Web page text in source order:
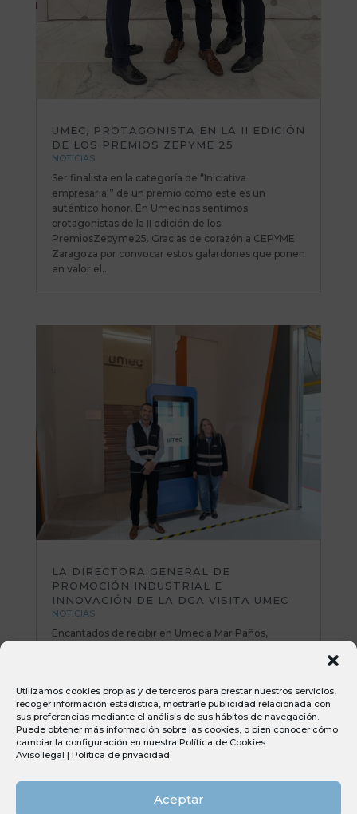
Utilizamos cookies propias y de terceros para prestar nuestros servicios,
recoger información estadística, mostrarle publicidad relacionada con
sus preferencias mediante el análisis de sus hábitos de navegación.
Puede obtener más información sobre las cookies, o bien conocer cómo
cambiar la configuración en nuestra Política de Cookies.
Aviso legal | Política de privacidad
Aceptar
UMEC, PROTAGONISTA EN LA II EDICIÓN
DE LOS PREMIOS ZEPYME 25
NOTICIAS
Ser finalista en la categoría de “Iniciativa
empresarial” de un premio como este es un
auténtico honor. En Umec nos sentimos
protagonistas de la II edición de los
PremiosZepyme25. Gracias de corazón a CEPYME
Zaragoza por convocar estos galardones que ponen
en valor el...
LA DIRECTORA GENERAL DE
PROMOCIÓN INDUSTRIAL E
INNOVACIÓN DE LA DGA VISITA UMEC
NOTICIAS
Encantados de recibir en Umec a Mar Paños,
poniendo sobre la mesa nuevas iniciativas e ideas
muy interesantes. Todo el equipo Umec...